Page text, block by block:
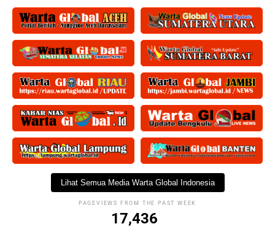
Lihat Semua Media Warta Global Indonesia
PAGEVIEWS FROM THE PAST WEEK
17,436